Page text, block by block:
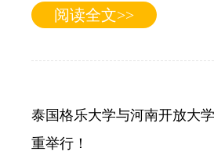
阅读全文>>
泰国格乐大学与河南开放大
重举行！